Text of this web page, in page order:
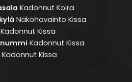
Kadonnut Koira
Näköhavainto Kissa
Kadonnut Kissa
Kadonnut Kissa
Kadonnut Kissa